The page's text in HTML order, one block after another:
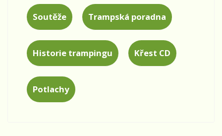
Soutěže Trampská poradna
Historie trampingu Křest CD
Potlachy